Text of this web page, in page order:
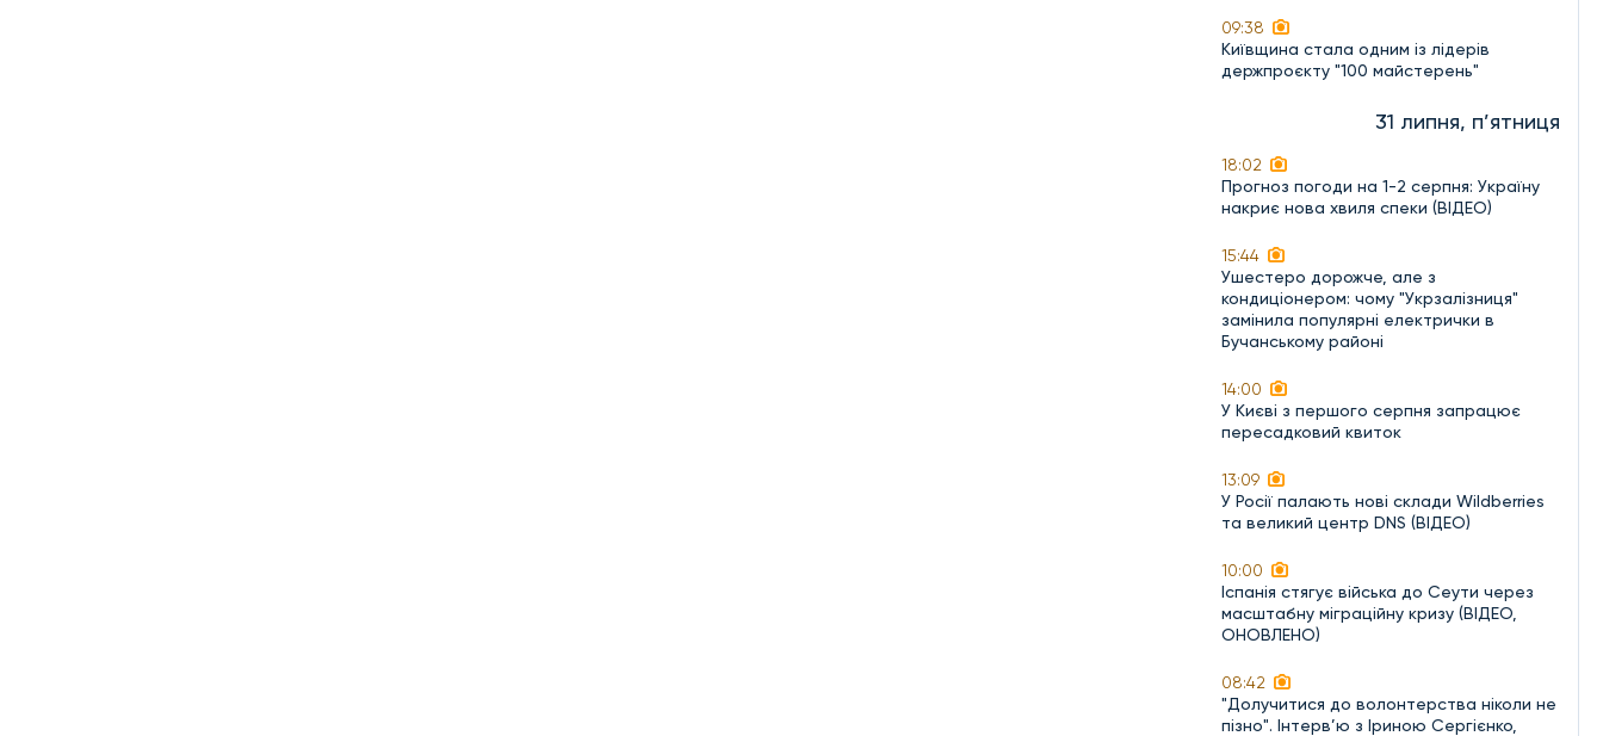
09:38
Київщина стала одним із лідерів
держпроєкту "100 майстерень"
31 липня, п’ятниця
18:02
Прогноз погоди на 1-2 серпня: Україну
накриє нова хвиля спеки (ВІДЕО)
15:44
Ушестеро дорожче, але з
кондиціонером: чому "Укрзалізниця"
замінила популярні електрички в
Бучанському районі
14:00
У Києві з першого серпня запрацює
пересадковий квиток
13:09
У Росії палають нові склади Wildberries
та великий центр DNS (ВІДЕО)
10:00
Іспанія стягує війська до Сеути через
масштабну міграційну кризу (ВІДЕО,
ОНОВЛЕНО)
08:42
"Долучитися до волонтерства ніколи не
пізно". Інтерв’ю з Іриною Сергієнко,